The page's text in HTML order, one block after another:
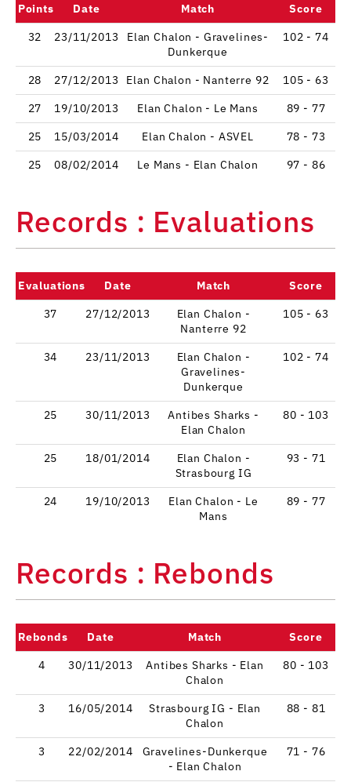
Points Date Match
Score
32
23/11/2013
Elan Chalon - Gravelines-
Dunkerque
102 - 74
28 27/12/2013 Elan Chalon - Nanterre 92
105 - 63
27
19/10/2013 Elan Chalon - Le Mans
89 - 77
25
15/03/2014 Elan Chalon - ASVEL
78 - 73
25
08/02/2014 Le Mans - Elan Chalon 97 - 86
Records : Evaluations
Evaluations Date Match
Score
37
27/12/2013
Elan Chalon -
Nanterre 92
105 - 63
34 23/11/2013
Elan Chalon -
Gravelines-
Dunkerque
102 - 74
25 30/11/2013
Antibes Sharks -
Elan Chalon
80 - 103
25 18/01/2014
Elan Chalon -
Strasbourg IG
93 - 71
24 19/10/2013
Elan Chalon - Le
Mans
89 - 77
Records : Rebonds
Rebonds Date Match
Score
4
30/11/2013
Antibes Sharks - Elan
Chalon
80 - 103
3 16/05/2014
Strasbourg IG - Elan
Chalon
88 - 81
3 22/02/2014
Gravelines-Dunkerque
- Elan Chalon
71 - 76